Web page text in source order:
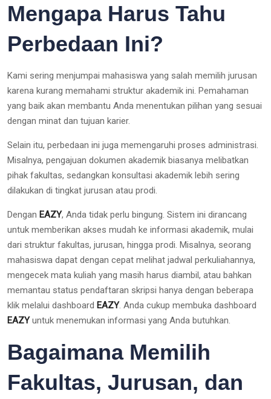
Mengapa Harus Tahu
Perbedaan Ini?
Kami sering menjumpai mahasiswa yang salah memilih jurusan
karena kurang memahami struktur akademik ini. Pemahaman
yang baik akan membantu Anda menentukan pilihan yang sesuai
dengan minat dan tujuan karier.
Selain itu, perbedaan ini juga memengaruhi proses administrasi.
Misalnya, pengajuan dokumen akademik biasanya melibatkan
pihak fakultas, sedangkan konsultasi akademik lebih sering
dilakukan di tingkat jurusan atau prodi.
Dengan EAZY, Anda tidak perlu bingung. Sistem ini dirancang
untuk memberikan akses mudah ke informasi akademik, mulai
dari struktur fakultas, jurusan, hingga prodi. Misalnya, seorang
mahasiswa dapat dengan cepat melihat jadwal perkuliahannya,
mengecek mata kuliah yang masih harus diambil, atau bahkan
memantau status pendaftaran skripsi hanya dengan beberapa
klik melalui dashboard EAZY. Anda cukup membuka dashboard
EAZYuntuk menemukan informasi yang Anda butuhkan.
Bagaimana Memilih
Fakultas, Jurusan, dan